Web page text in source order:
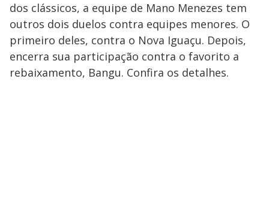
dos clássicos, a equipe de Mano Menezes tem
outros dois duelos contra equipes menores. O
primeiro deles, contra o Nova Iguaçu. Depois,
encerra sua participação contra o favorito a
rebaixamento, Bangu. Confira os detalhes.